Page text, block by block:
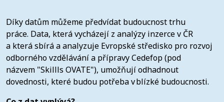
Díky datům můžeme předvídat budoucnost trhu
práce. Data, která vycházejí z analýzy inzerce v ČR
a která sbírá a analyzuje Evropské středisko pro rozvoj
odborného vzdělávání a přípravy Cedefop (pod
názvem "Skillls OVATE"), umožňují odhadnout
dovednosti, které budou potřeba v blízké budoucnosti.